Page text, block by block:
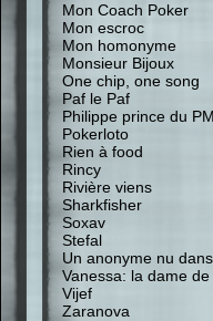
Mon Coach Poker
Mon escroc
Mon homonyme
Monsieur Bijoux
One chip, one song
Paf le Paf
Philippe prince du
Pokerloto
Rien à food
Rincy
Rivière viens
Sharkfisher
Soxav
Stefal
Un anonyme nu
Vanessa: la dame
Vijef
Zaranova